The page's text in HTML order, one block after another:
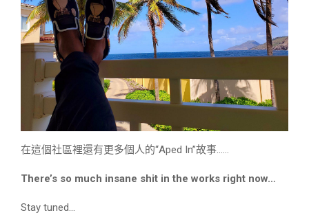
在這個社區裡還有更多個人的“Aped In”故事……
There’s so much insane shit in the works right now…
Stay tuned…